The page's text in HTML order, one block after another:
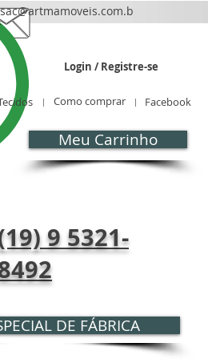
sac@artmamoveis.com.b
Login / Registre-se
Como comprar Facebook
Meu Carrinho
DE FÁBRICA
9 5321-